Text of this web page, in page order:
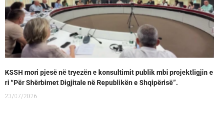
KSSH mori pjesë në tryezën e konsultimit publik mbi projektligjin e
ri “Për Shërbimet Digjitale në Republikën e Shqipërisë”.
23/07/2026